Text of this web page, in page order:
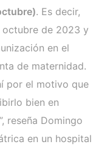
. Es decir,
octubre de 2023 y
en el
de maternidad.
por el motivo que
bien en
reseña Domingo
en un hospital